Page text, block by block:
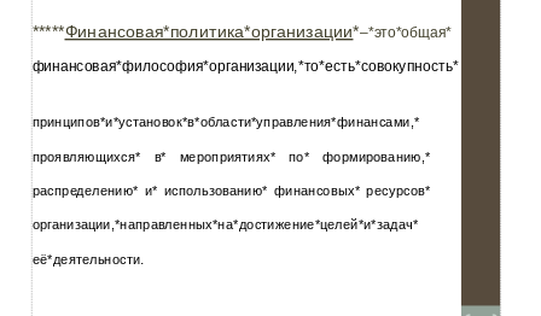
*****Финансовая*политика*организации*–*это*общая*
финансовая*философия*организации,*то*есть*совокупность*
принципов*и*установок*в*области*управления*финансами,*
проявляющихся* в* мероприятиях* по* формированию,*
распределению* и* использованию* финансовых* ресурсов*
организации,*направленных*на*достижение*целей*и*задач*
её*деятельности.